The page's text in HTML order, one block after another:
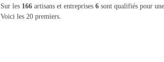
Sur les 166 artisans et entreprises 6 sont qualifiés pour
Voici les 20 premiers.